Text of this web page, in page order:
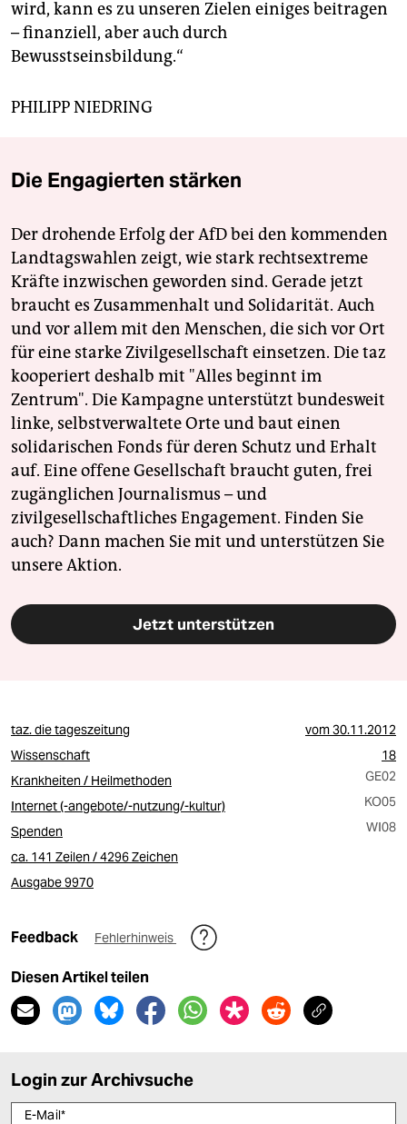
wird, kann es zu unseren Zielen einiges beitragen
– finanziell, aber auch durch
Bewusstseinsbildung.“
PHILIPP NIEDRING
Die Engagierten stärken
Der drohende Erfolg der AfD bei den kommenden
Landtagswahlen zeigt, wie stark rechtsextreme
Kräfte inzwischen geworden sind. Gerade jetzt
braucht es Zusammenhalt und Solidarität. Auch
und vor allem mit den Menschen, die sich vor Ort
für eine starke Zivilgesellschaft einsetzen. Die taz
kooperiert deshalb mit "Alles beginnt im
Zentrum". Die Kampagne unterstützt bundesweit
linke, selbstverwaltete Orte und baut einen
solidarischen Fonds für deren Schutz und Erhalt
auf. Eine offene Gesellschaft braucht guten, frei
zugänglichen Journalismus – und
zivilgesellschaftliches Engagement. Finden Sie
auch? Dann machen Sie mit und unterstützen Sie
unsere Aktion.
Jetzt unterstützen
taz. die tageszeitung vom30.11.2012
Wissenschaft
18
Krankheiten / Heilmethoden
GE02
Internet (-angebote/-nutzung/-kultur)
KO05
Spenden
WI08
ca. 141 Zeilen / 4296 Zeichen
Ausgabe 9970
Feedback Fehlerhinweis
Diesen Artikel teilen
Login zur Archivsuche
E-Mail*